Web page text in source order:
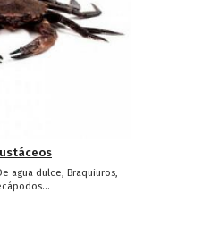
agua dulce, Braquiuros,